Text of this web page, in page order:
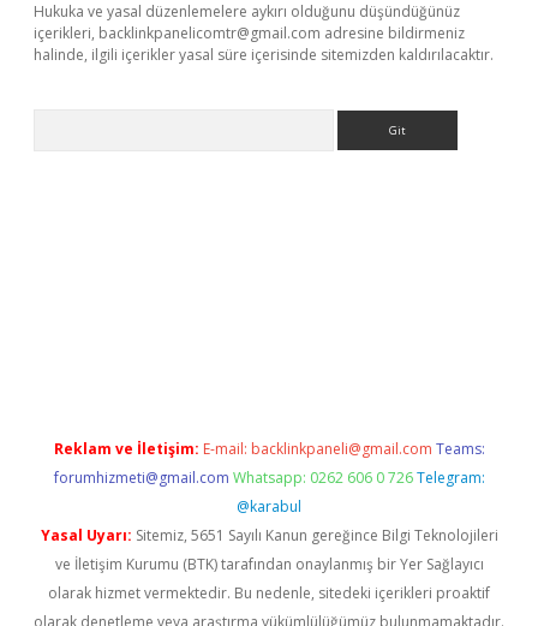
Hukuka ve yasal düzenlemelere aykırı olduğunu düşündüğünüz
içerikleri, backlinkpanelicomtr@gmail.com adresine bildirmeniz
halinde, ilgili içerikler yasal süre içerisinde sitemizden kaldırılacaktır.
Reklam ve İletişim: E-mail: backlinkpaneli@gmail.com Teams:
forumhizmeti@gmail.com Whatsapp: 0262 606 0 726 Telegram:
@karabul
Yasal Uyarı: Sitemiz, 5651 Sayılı Kanun gereğince Bilgi Teknolojileri
ve İletişim Kurumu (BTK) tarafından onaylanmış bir Yer Sağlayıcı
olarak hizmet vermektedir. Bu nedenle, sitedeki içerikleri proaktif
olarak denetleme veya araştırma yükümlülüğümüz bulunmamaktadır.